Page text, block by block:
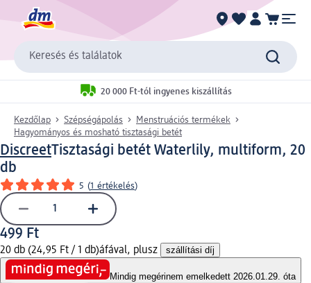
Keresés és találatok
20 000 Ft-tól ingyenes kiszállítás
Kezdőlap Szépségápolás
Menstruációs termékek
Hagyományos és mosható tisztasági betét
DiscreetTisztasági betét Waterlily, multiform, 20
db
5 (1 értékelés)
499 Ft
20 db (24,95 Ft / 1 db)áfával, plusz szállítási díj
Mindig megérinem emelkedett 2026.01.29. óta